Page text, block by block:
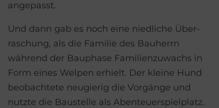
angepasst.
Und dann gab es noch eine niedliche Über­
raschung, als die Familie des Bau­herrn
während der Bau­phase Familien­zu­wachs in
Form eines Welpen erhielt. Der kleine Hund
be­obachte­te neugierig die Vorgänge und
nutzte die Baustelle als Aben­teuer­spiel­platz.